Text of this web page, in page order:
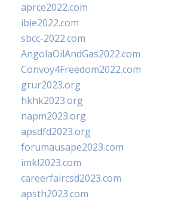
aprce2022.com
ibie2022.com
sbcc-2022.com
AngolaOilAndGas2022.com
Convoy4Freedom2022.com
grur2023.org
hkhk2023.org
napm2023.org
apsdfd2023.org
forumausape2023.com
imkl2023.com
careerfaircsd2023.com
apsth2023.com